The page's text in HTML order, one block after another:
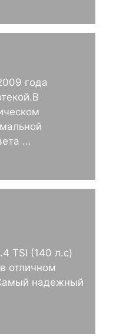
года
...
TSI (140 л.с)
отличном
надежный